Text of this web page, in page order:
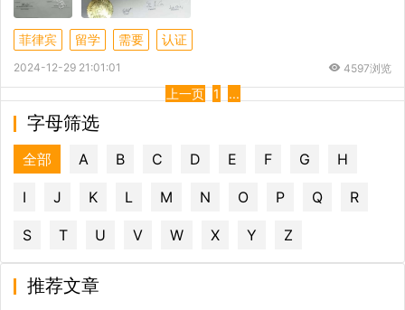
菲律宾 留学 需要 认证
2024-12-29 21:01:01 4597浏览
上一页 1 ...
字母筛选
全部 A B C D E F G H
I J K L M N O P Q R
S T U V W X Y Z
推荐文章